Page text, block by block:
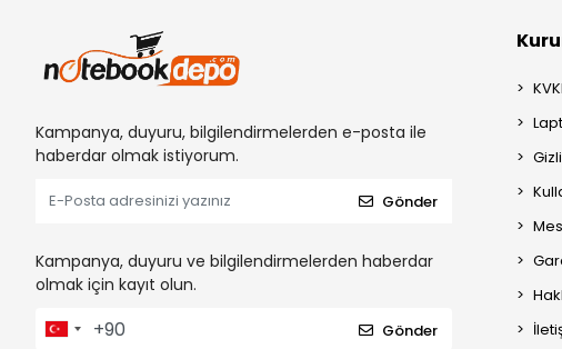
Kampanya, duyuru, bilgilendirmelerden e-posta ile
haberdar olmak istiyorum.
Gönder
Kampanya, duyuru ve bilgilendirmelerden haberdar
olmak için kayıt olun.
Gönder